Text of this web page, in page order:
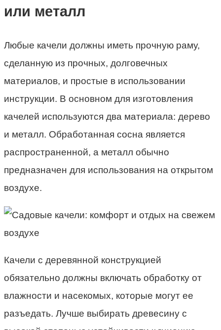
или металл
Любые качели должны иметь прочную раму,
сделанную из прочных, долговечных
материалов, и простые в использовании
инструкции. В основном для изготовления
качелей используются два материала: дерево
и металл. Обработанная сосна является
распространенной, а металл обычно
предназначен для использования на открытом
воздухе.
Качели с деревянной конструкцией
обязательно должны включать обработку от
влажности и насекомых, которые могут ее
разъедать. Лучше выбирать древесину с